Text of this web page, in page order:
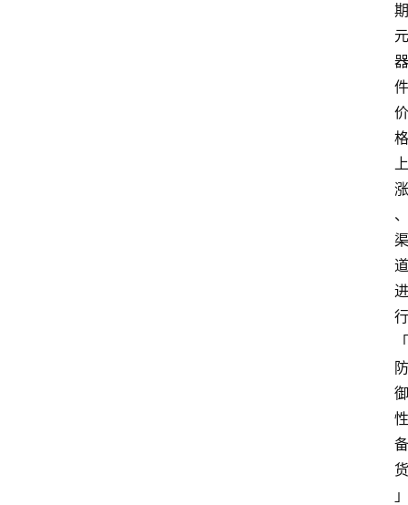
期
元
器
件
价
格
上
涨
、
渠
道
进
行
「
防
御
性
备
货
」